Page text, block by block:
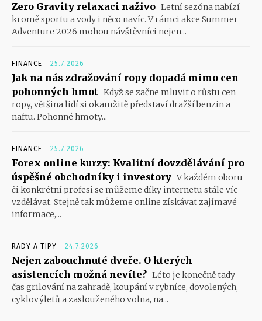
Zero Gravity relaxaci naživo Letní sezóna nabízí
kromě sportu a vody i něco navíc. V rámci akce Summer
Adventure 2026 mohou návštěvníci nejen...
FINANCE 25.7.2026
Jak na nás zdražování ropy dopadá mimo cen
pohonných hmot Když se začne mluvit o růstu cen
ropy, většina lidí si okamžitě představí dražší benzin a
naftu. Pohonné hmoty...
FINANCE 25.7.2026
Forex online kurzy: Kvalitní dovzdělávání pro
úspěšné obchodníky i investory V každém oboru
či konkrétní profesi se můžeme díky internetu stále víc
vzdělávat. Stejně tak můžeme online získávat zajímavé
informace,...
RADY A TIPY 24.7.2026
Nejen zabouchnuté dveře. O kterých
asistencích možná nevíte? Léto je konečně tady –
čas grilování na zahradě, koupání v rybníce, dovolených,
cyklovýletů a zaslouženého volna, na...